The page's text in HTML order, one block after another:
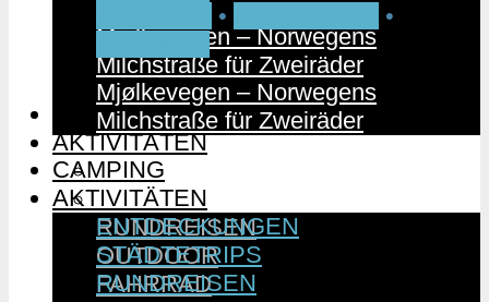
Mjølkevegen – Norwegens
Milchstraße für Zweiräder
CAMPING
AKTIVITÄTEN
ENTDECKUNGEN
STÄDTETRIPS
RUNDREISEN
OUTDOOR
FAHRRAD
•
•
Mjølkevegen – Norwegens
Milchstraße für Zweiräder
CAMPING
AKTIVITÄTEN
ENTDECKUNGEN
STÄDTETRIPS
RUNDREISEN